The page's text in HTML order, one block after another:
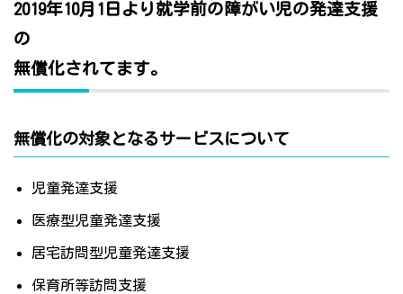
2019年10月1日より就学前の障がい児の発達支援
の
無償化されてます。
無償化の対象となるサービスについて
児童発達支援
医療型児童発達支援
居宅訪問型児童発達支援
保育所等訪問支援